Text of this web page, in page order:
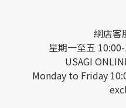
網店客
星期一至五
USAGI
Monday to Friday